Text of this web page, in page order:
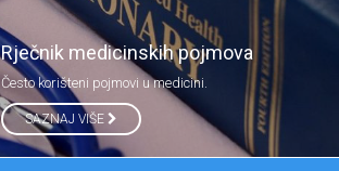
Rječnik medicinskih pojmova
Često korišteni pojmovi u medicini.
SAZNAJ VIŠE